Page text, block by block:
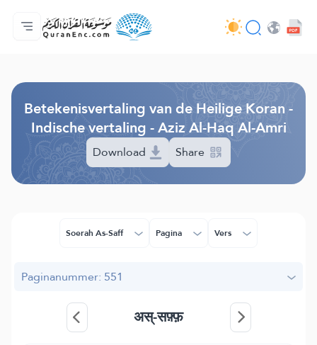
Homepagina
Inhoudsopgave van de vertalingen
Audio
Diensten voor ontwikkelaars - API
Over het project
Contacteer ons
Taal
Betekenisvertaling van de Heilige Koran -
Indische vertaling - Aziz Al-Haq Al-Amri
Download Share
Soerah As-Saff Pagina Vers
Paginanummer: 551
अस्-सफ़्फ़